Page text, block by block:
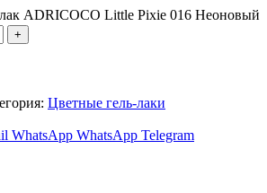
лак ADRICOCO Little Pixie 016 Неоновый
Цветные гель-лаки
WhatsApp WhatsApp Telegram